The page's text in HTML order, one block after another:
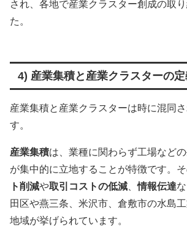
され、各地で産業クラスター創成の取
た。
4) 産業集積と産業クラスターの
産業集積と産業クラスターは時に混同
す。
産業集積は、業種に関わらず工場など
が集中的に立地することが特徴です。
ト削減や取引コストの低減 、情報伝達
田区や燕三条、米沢市、倉敷市の水島
地域が挙げられています。